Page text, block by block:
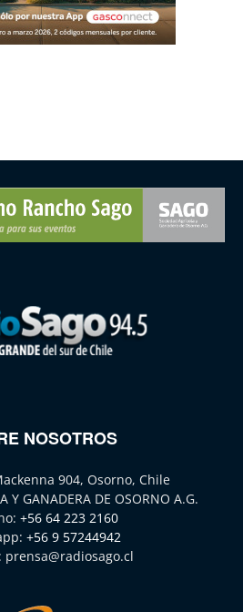
NOSOTROS
904, Osorno, Chile
Y GANADERA DE OSORNO A.G.
+56 64 223 2160
+56 9 57244942
prensa@radiosago.cl